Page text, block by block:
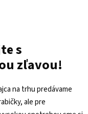
s
zľavou!
na trhu predávame
ale pre